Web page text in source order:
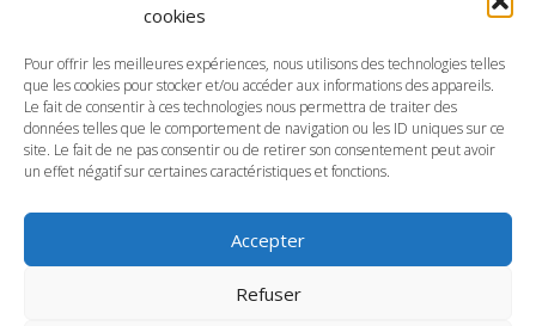
cookies
Pour offrir les meilleures expériences, nous utilisons des technologies telles
que les cookies pour stocker et/ou accéder aux informations des appareils.
Le fait de consentir à ces technologies nous permettra de traiter des
données telles que le comportement de navigation ou les ID uniques sur ce
site. Le fait de ne pas consentir ou de retirer son consentement peut avoir
un effet négatif sur certaines caractéristiques et fonctions.
Accepter
Refuser
Ce type de communication vient en complément du bulletin
annuel, nous le ferons vivre et il sera actualisé pour mieux vous
informer.
Bonne visite à toutes et à tous.
Commune d'Anctoville-sur-Boscq © 2026. Tous droits